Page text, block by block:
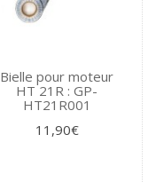
Bielle pour moteur
HT 21R : GP-
HT21R001
11,90€